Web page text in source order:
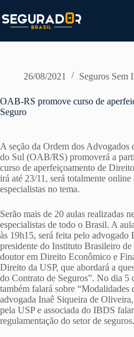
para
o
26/08/2021 Seguros Sem
OAB-RS promove curso de
Seguro
A seção da Ordem dos
do Sul (OAB/RS) promoverá a
curso de aperfeiçoamento de
irá até 23/11, será totalmente online
especialistas no tema.
Serão mais de 20 aulas realizadas
especialistas de todo o Brasil. A
às 19h15, será feita pelo advogado
presidente do Instituto Brasileiro
doutor em Direito Econômico e
Direito da USP, que abordará a
do Contrato de Seguros”. No dia
também falará sobre “Modalidades
advogada Inaê Siqueira de
pela USP e associada do IBDS
regulamentação do setor de seguros.